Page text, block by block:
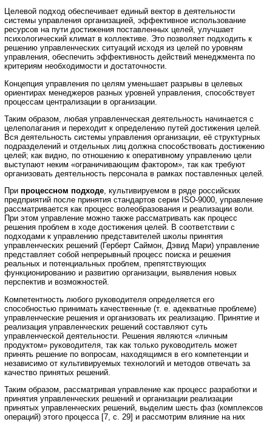
Целевой подход обеспечивает единый вектор в деятельности
системы управления организацией, эффективное использование
ресурсов на пути достижения поставленных целей, улучшает
психологический климат в коллективе. Это позволяет подходить к
решению управленческих ситуаций исходя из целей по уровням
управления, обеспечить эффективность действий менеджмента по
критериям необходимости и достаточности.
Концепция управления по целям уменьшает разрывы в целевых
ориентирах менеджеров разных уровней управления, способствует
процессам централизации в организации.
Таким образом, любая управленческая деятельность начинается с
целеполагания и переходит к определению путей достижения целей.
Вся деятельность системы управления организации, её структурных
подразделений и отдельных лиц должна способствовать достижению
целей; как видно, по отношению к оперативному управлению цели
выступают неким «ограничивающим фактором», так как требуют
организовать деятельность персонала в рамках поставленных целей.
При процессном подходе, культивируемом в ряде российских
предприятий после принятия стандартов серии ISO-9000, управление
рассматривается как процесс волеобразования и реализации воли.
При этом управление можно также рассматривать как процесс
решения проблем в ходе достижения целей. В соответствии с
подходами к управлению представителей школы принятия
управленческих решений (Герберт Саймон, Дэвид Мари) управление
представляет собой непрерывный процесс поиска и решения
реальных и потенциальных проблем, препятствующих
функционированию и развитию организации, выявления новых
перспектив и возможностей.
Компетентность любого руководителя определяется его
способностью принимать качественные (т. е. адекватные проблеме)
управленческие решения и организовать их реализацию. Принятие и
реализация управленческих решений составляют суть
управленческой деятельности. Решения являются «личным
продуктом» руководителя, так как только руководитель может
принять решение по вопросам, находящимся в его компетенции и
независимо от культивируемых технологий и методов отвечать за
качество принятых решений.
Таким образом, рассматривая управление как процесс разработки и
принятия управленческих решений и организации реализации
принятых управленческих решений, выделим шесть фаз (комплексов
операций) этого процесса [7, с. 29] и рассмотрим влияние на них